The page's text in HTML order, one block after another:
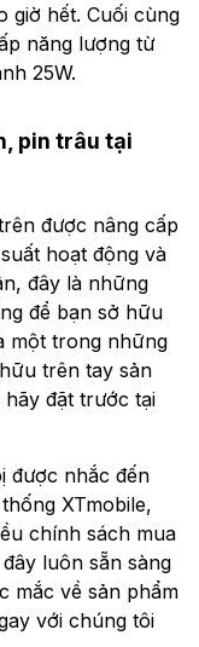
giờ hết. Cuối cùng
năng lượng từ
25W.
pin trâu tại
được nâng cấp
hoạt động và
đây là những
để bạn sở hữu
một trong những
trên tay sản
hãy đặt trước tại
được nhắc đến
XTmobile,
chính sách mua
luôn sẵn sàng
mắc về sản phẩm
với chúng tôi